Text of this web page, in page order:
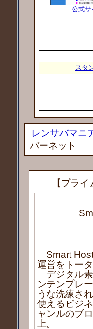
公式サ
スタ
レンサバマニ
バーネット
【プラ
Smart
運営をトー
デジタル素
ンテンプレ
うな洗練さ
使えるビジ
ャンルのブ
上。